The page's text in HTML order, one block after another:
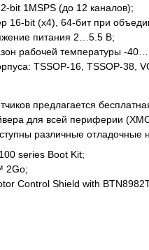
bit 1MSPS (до 12 каналов);
16-bit (х4), 64-бит при
питания 2…5.5 В;
рабочей температуры -
TSSOP-16, TSSOP-38,
предлагается
для всей периферии
различные отладочные
series Boot Kit;
2Go;
Control Shield with